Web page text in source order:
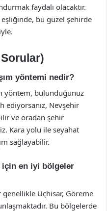
faydalı olacaktır.
eşliğinde, bu güzel şehirde
yöntemi nedir?
yöntem, bulunduğunuz
ediyorsanız, Nevşehir
ve oradan şehir
Kara yolu ile seyahat
sağlayabilir.
için en iyi bölgeler
Uçhisar, Göreme
Bu bölgelerde